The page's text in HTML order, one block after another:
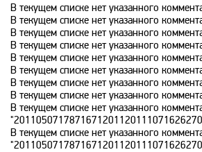
Europa Plus TV
Fox Life
Galaxy TV
В текущем списке нет указанного
В текущем списке нет указанного
В текущем списке нет указанного
В текущем списке нет указанного
В текущем списке нет указанного
В текущем списке нет указанного
В текущем списке нет указанного
В текущем списке нет указанного
В текущем списке нет указанного
В текущем списке нет указанного